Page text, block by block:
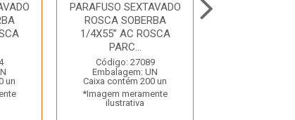
un
PARAFUSO SEXTAVADO
ROSCA SOBERBA
1/4X55” AC ROSCA
PARC...
Código: 27089
Embalagem: UN
Caixa contém 200 un
*Imagem meramente
ilustrativa